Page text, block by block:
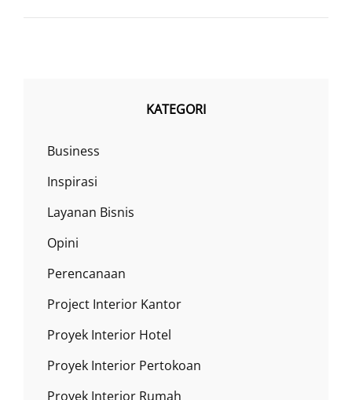
CUKAI
KATEGORI
Business
Inspirasi
Layanan Bisnis
Opini
Perencanaan
Project Interior Kantor
Proyek Interior Hotel
Proyek Interior Pertokoan
Proyek Interior Rumah